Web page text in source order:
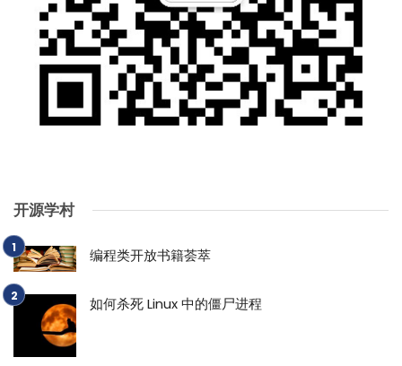
开源学村
编程类开放书籍荟萃
如何杀死 Linux 中的僵尸进程